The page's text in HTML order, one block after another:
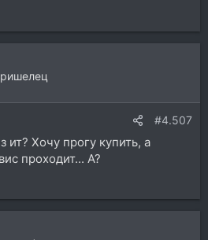
#4.507
ит? Хочу прогу купить, а
проходит... А?